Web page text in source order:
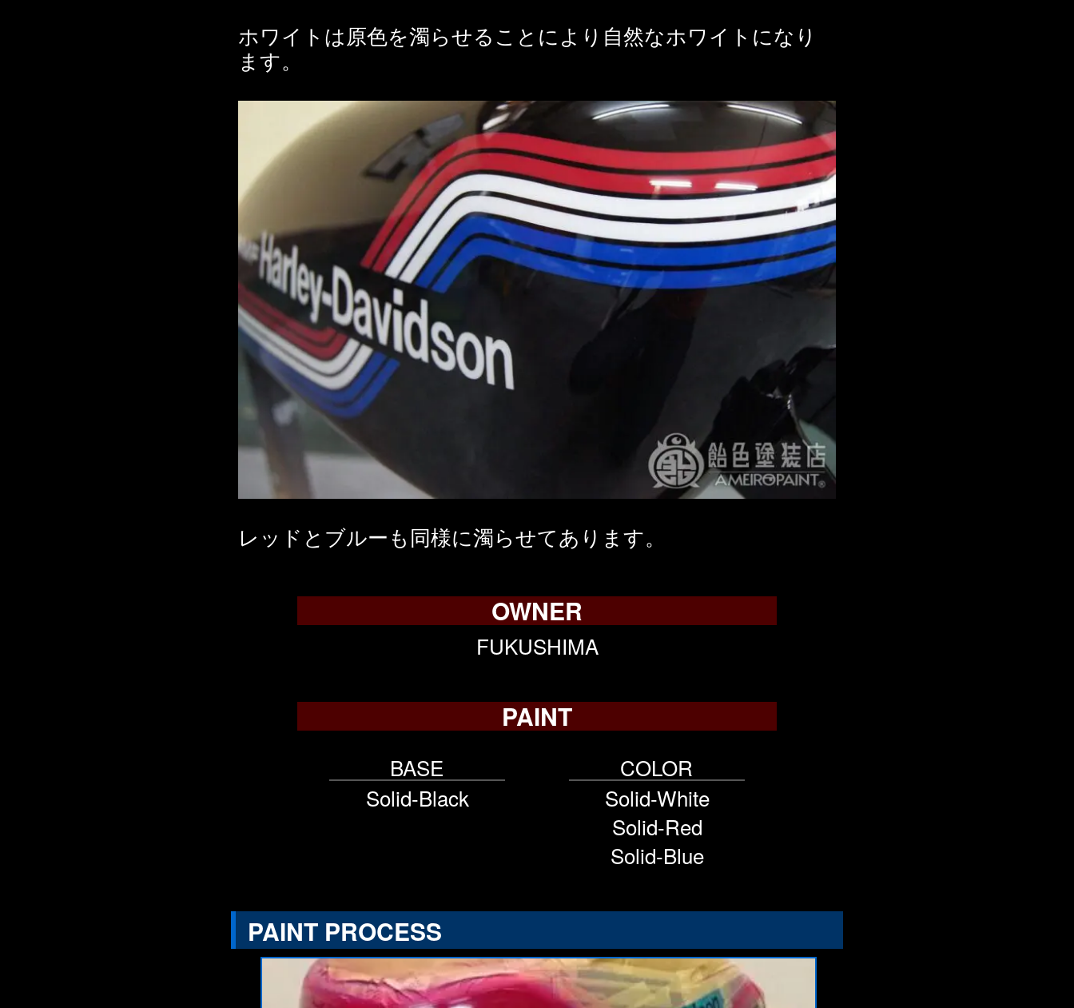
ホワイトは原色を濁らせることにより自然なホワイトになり
ます。
レッドとブルーも同様に濁らせてあります。
OWNER
FUKUSHIMA
PAINT
BASE
Solid-Black
COLOR
Solid-White
Solid-Red
Solid-Blue
PAINT PROCESS